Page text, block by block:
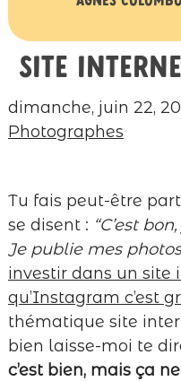
Site
dimanche, juin 22,
Photographes
Tu fais peut-être
se disent : “C’est
Je publie mes
investir dans un site
qu’Instagram c’est
thématique site
bien laisse-moi te
c’est bien, mais ça